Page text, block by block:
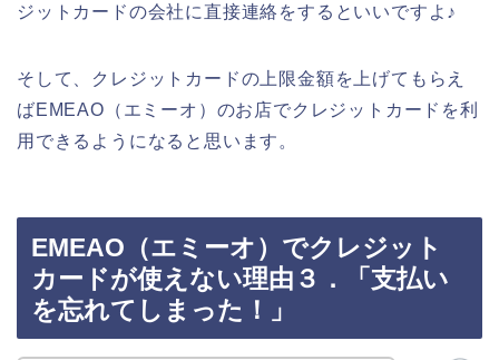
ジットカードの会社に直接連絡をするといいですよ♪
そして、クレジットカードの上限金額を上げてもらえ
ばEMEAO（エミーオ）のお店でクレジットカードを利
用できるようになると思います。
EMEAO（エミーオ）でクレジット
カードが使えない理由３．「支払い
を忘れてしまった！」